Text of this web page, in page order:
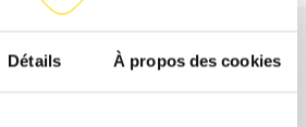
Détails À propos des cookies
Nos Valeurs